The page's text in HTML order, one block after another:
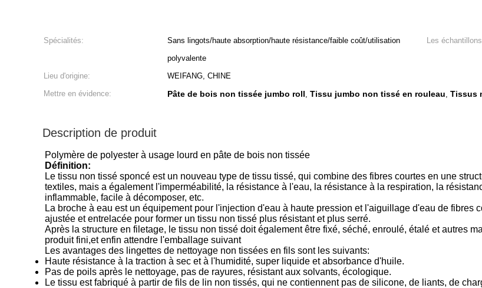
Spécialités:
Sans lingots/haute absorption/haute résistance/faible coût/utilisation
polyvalente
Les
Lieu d'origine:
WEIFANG, CHINE
Mettre en évidence:
Pâte de bois non tissée jumbo roll, Tissu jumbo non tissé en rouleau, Tissus
Description de produit
Polymère de polyester à usage lourd en pâte de bois non tissée
Définition:
Le tissu non tissé sponcé est un nouveau type de tissu tissé, qui combine des fibres courtes en une
textiles, mais a également l'imperméabilité, la résistance à l'eau, la résistance à la respiration, la
inflammable, facile à décomposer, etc.
La broche à eau est un équipement pour l'injection d'eau à haute pression et l'aiguillage d'eau de fibres
ajustée et entrelacée pour former un tissu non tissé plus résistant et plus serré.
Après la structure en filetage, le tissu non tissé doit également être fixé, séché, enroulé, étalé et autres
produit fini,et enfin attendre l'emballage suivant
Les avantages des lingettes de nettoyage non tissées en fils sont les suivants:
Haute résistance à la traction à sec et à l'humidité, super liquide et absorbance d'huile.
Pas de poils après le nettoyage, pas de rayures, résistant aux solvants, écologique.
Le tissu est fabriqué à partir de fils de lin non tissés, qui ne contiennent pas de silicone, de liants, de